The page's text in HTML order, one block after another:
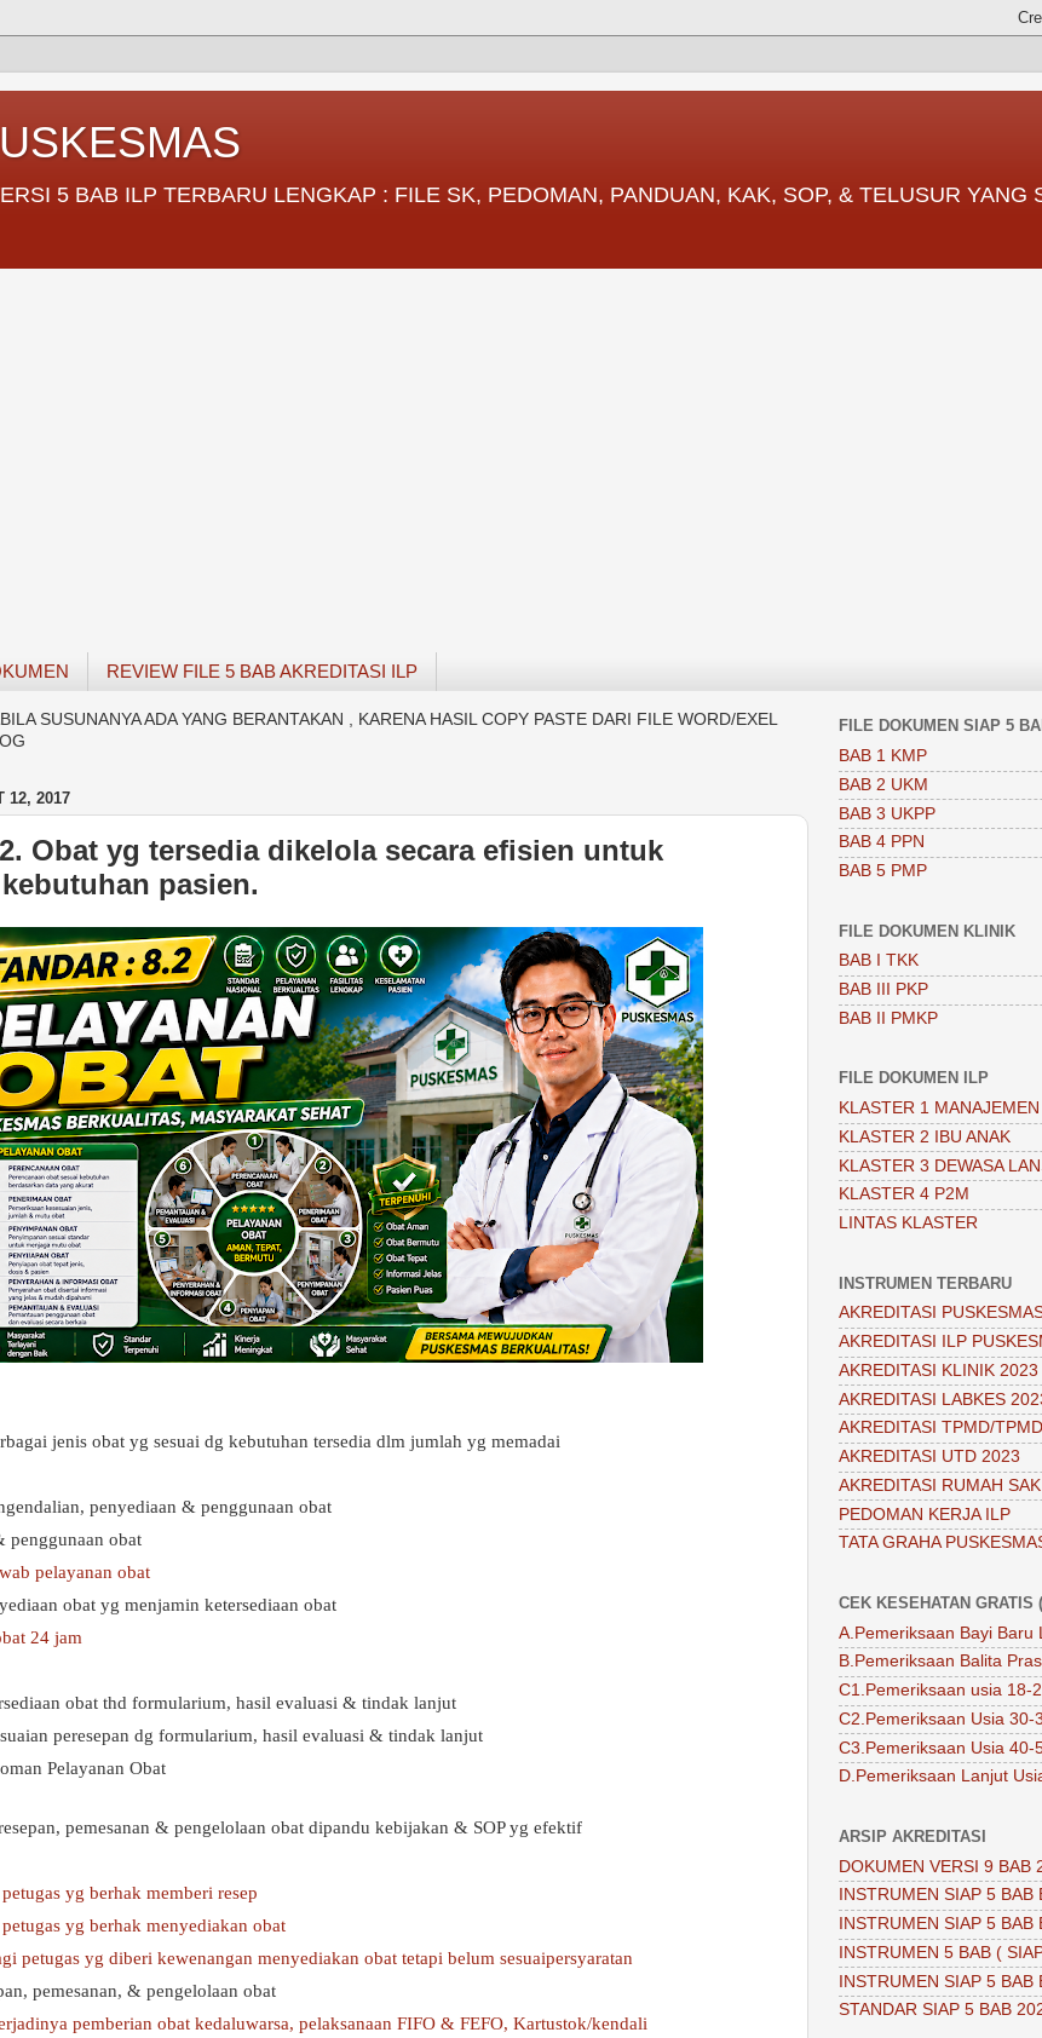
5 BAB ILP TERBARU LENGKAP : FILE SK, PEDOMAN, PANDUAN, KAK, SOP, & TELUSUR YANG
REVIEW FILE 5 BAB AKREDITASI ILP
SUSUNANYA ADA YANG BERANTAKAN , KARENA HASIL COPY PASTE DARI FILE WORD/EXEL
12, 2017
Obat yg tersedia dikelola secara efisien untuk
pasien.
jenis obat yg sesuai dg kebutuhan tersedia dlm jumlah yg memadai
penyediaan & penggunaan obat
penggunaan obat
pelayanan obat
obat yg menjamin ketersediaan obat
24 jam
obat thd formularium, hasil evaluasi & tindak lanjut
peresepan dg formularium, hasil evaluasi & tindak lanjut
Pelayanan Obat
pemesanan & pengelolaan obat dipandu kebijakan & SOP yg efektif
yg berhak memberi resep
yg berhak menyediakan obat
petugas yg diberi kewenangan menyediakan obat tetapi belum sesuaipersyaratan
pemesanan, & pengelolaan obat
pemberian obat kedaluwarsa, pelaksanaan FIFO & FEFO, Kartustok/kendali
FILE DOKUMEN SIAP 5
BAB 1 KMP
BAB 2 UKM
BAB 3 UKPP
BAB 4 PPN
BAB 5 PMP
FILE DOKUMEN KLINIK
BAB I TKK
BAB III PKP
BAB II PMKP
FILE DOKUMEN ILP
KLASTER 1 MANAJEMEN
KLASTER 2 IBU ANAK
KLASTER 3 DEWASA
KLASTER 4 P2M
LINTAS KLASTER
INSTRUMEN TERBARU
AKREDITASI
AKREDITASI ILP
AKREDITASI KLINIK 2023
AKREDITASI LABKES
AKREDITASI TPMD/
AKREDITASI UTD 2023
AKREDITASI RUMAH
PEDOMAN KERJA ILP
TATA GRAHA
CEK KESEHATAN GRATIS
A.Pemeriksaan Bayi Baru
B.Pemeriksaan Balita
C1.Pemeriksaan usia 18-
C2.Pemeriksaan Usia 30-
C3.Pemeriksaan Usia 40-
D.Pemeriksaan Lanjut
ARSIP AKREDITASI
DOKUMEN VERSI 9 BAB
INSTRUMEN SIAP 5 BAB
INSTRUMEN SIAP 5 BAB
INSTRUMEN 5 BAB (
INSTRUMEN SIAP 5 BAB
STANDAR SIAP 5 BAB